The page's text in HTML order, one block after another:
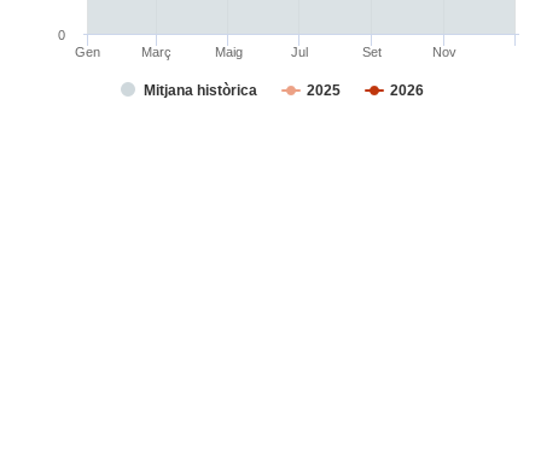
Mitjana històrica 2025 2026
Gen Març Maig Jul Set Nov
0